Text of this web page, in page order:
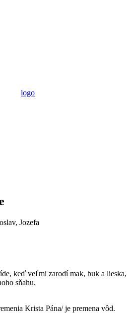
Jozefa
keď veľmi zarodí mak, buk a lieska,
sňahu.
Krista Pána/ je premena vôd.